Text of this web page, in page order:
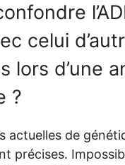
celui
lors d’une
?
actuelles de
précises.